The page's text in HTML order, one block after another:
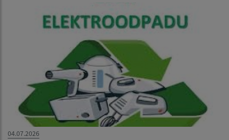
04.07.2026